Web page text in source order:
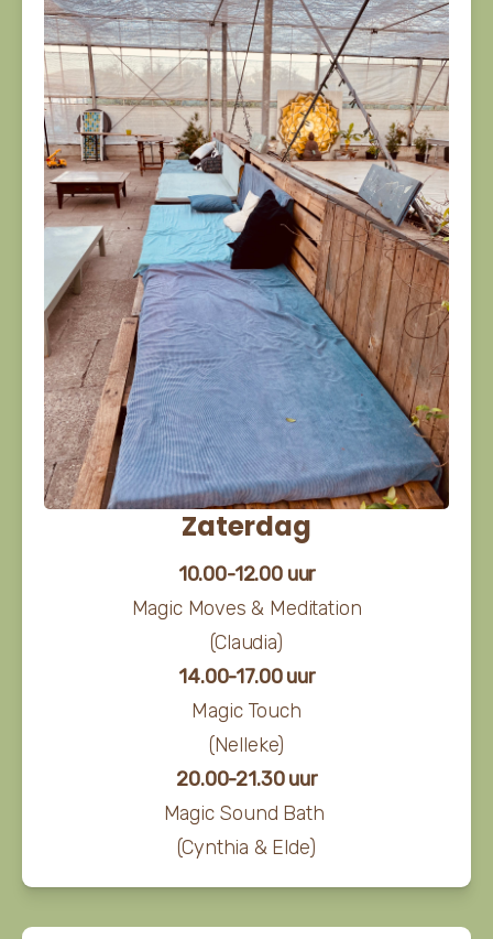
Zaterdag
10.00-12.00 uur
Magic Moves & Meditation
(Claudia)
14.00-17.00 uur
Magic Touch
(Nelleke)
20.00-21.30 uur
Magic Sound Bath
(Cynthia & Elde)